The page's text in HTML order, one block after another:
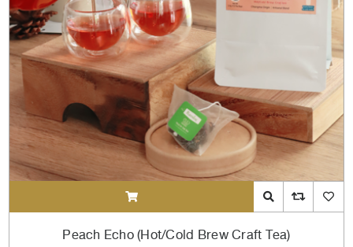
ADDTOCART Quick View
Peach Echo (Hot/Cold Brew Craft Tea)